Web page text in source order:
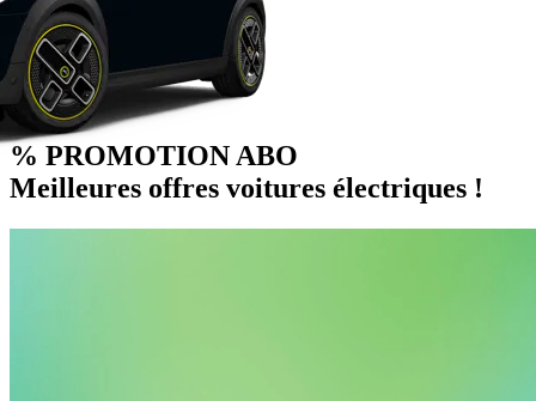
% PROMOTION ABO
Meilleures offres voitures électriques !